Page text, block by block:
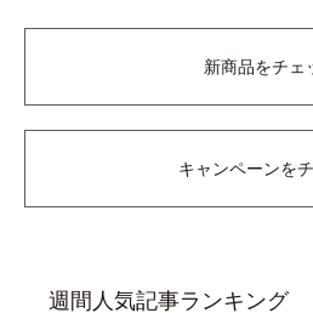
新商品をチェ
キャンペーンを
週間人気記事ランキング